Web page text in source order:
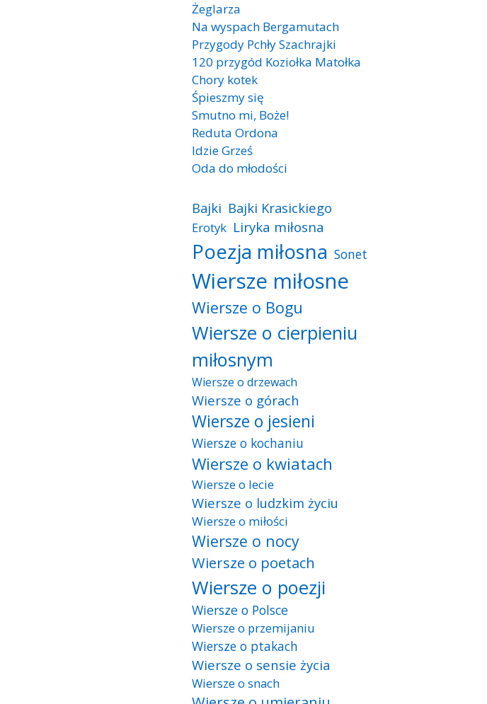
Żeglarza
Na wyspach Bergamutach
Przygody Pchły Szachrajki
120 przygód Koziołka Matołka
Chory kotek
Śpieszmy się
Smutno mi, Boże!
Reduta Ordona
Idzie Grześ
Oda do młodości
Bajki Bajki Krasickiego
Erotyk Liryka miłosna
Poezja miłosna Sonet
Wiersze miłosne
Wiersze o Bogu
Wiersze o cierpieniu
miłosnym
Wiersze o drzewach
Wiersze o górach
Wiersze o jesieni
Wiersze o kochaniu
Wiersze o kwiatach
Wiersze o lecie
Wiersze o ludzkim życiu
Wiersze o miłości
Wiersze o nocy
Wiersze o poetach
Wiersze o poezji
Wiersze o Polsce
Wiersze o przemijaniu
Wiersze o ptakach
Wiersze o sensie życia
Wiersze o snach